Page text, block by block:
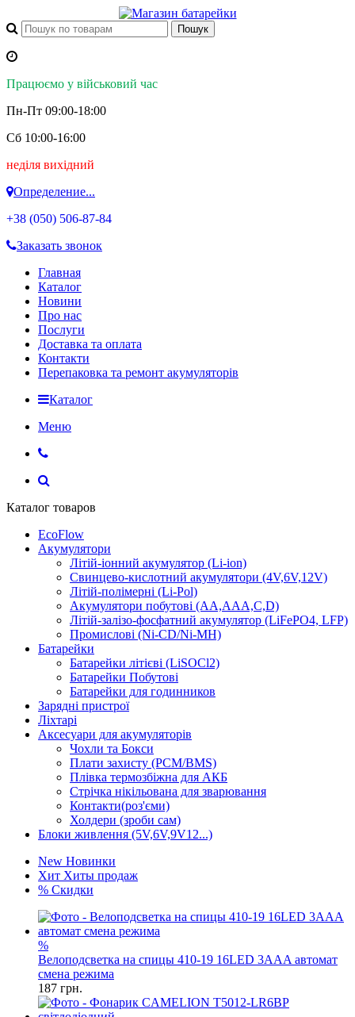
Працюємо у військовий час
Пн-Пт 09:00-18:00
Сб 10:00-16:00
неділя вихідний
Определение...
+38 (050) 506-87-84
Заказать звонок
Главная
Каталог
Новини
Про нас
Послуги
Доставка та оплата
Контакти
Перепаковка та ремонт акумуляторів
Каталог
Меню
Каталог товаров
EcoFlow
Акумулятори
Літій-іонний акумулятор (Li-ion)
Свинцево-кислотний акумулятори (4V,6V,12V)
Літій-полімерні (Li-Pol)
Акумулятори побутові (AA,AAA,C,D)
Літій-залізо-фосфатний акумулятор (LiFePO4, LFP)
Промислові (Ni-CD/Ni-MH)
Батарейки
Батарейки літієві (LiSOCl2)
Батарейки Побутові
Батарейки для годинников
Зарядні пристрої
Ліхтарі
Аксесуари для акумуляторів
Чохли та Бокси
Плати захисту (PCM/BMS)
Плівка термозбіжна для АКБ
Стрічка нікільована для зварювання
Контакти(роз'єми)
Холдери (зроби сам)
Блоки живлення (5V,6V,9V12...)
New Новинки
Хит Хиты продаж
% Скидки
%
Велоподсветка на спицы 410-19 16LED 3AAA автомат
смена режима
187 грн.